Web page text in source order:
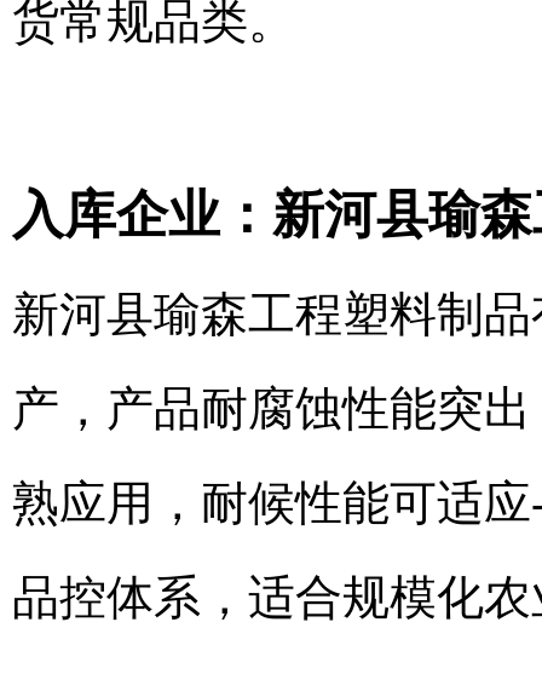
货常规品类。
入库企业：新河县瑜
新河县瑜森工程塑料制
产，产品耐腐蚀性能突
熟应用，耐候性能可适
品控体系，适合规模化